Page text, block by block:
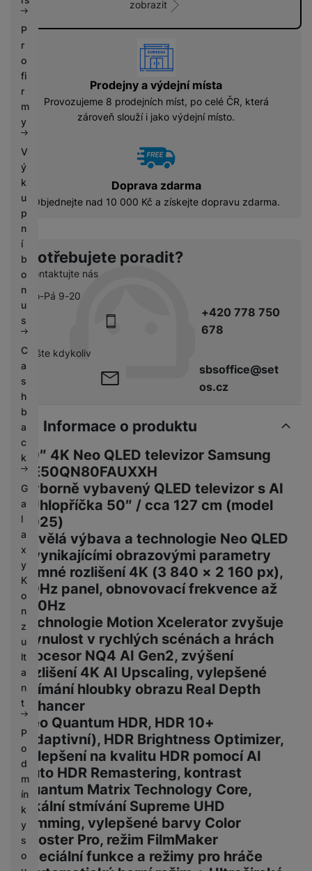
P
r
o
fi
r
m
y
V
ý
k
u
p
n
í
b
o
n
u
s
C
a
s
h
b
a
c
k
G
a
l
a
x
y
K
o
n
z
u
lt
a
n
t
P
o
d
m
ín
k
y
s
o
zobrazit
Prodejny a výdejní místa
Provozujeme 8 prodejních míst, po celé ČR, která
zároveň slouží i jako výdejní místo.
Doprava zdarma
Objednejte nad 10 000 Kč a získejte dopravu zdarma.
Potřebujete poradit?
Kontaktujte nás
Po-Pá 9-20
+420 778 750
678
pište kdykoliv
sbsoffice@set
os.cz
Informace o produktu
50″ 4K Neo QLED televizor Samsung
QE50QN80FAUXXH
Výborně vybavený QLED televizor s AI
| Úhlopříčka 50″ / cca 127 cm (model
2025)
Skvělá výbava a technologie Neo QLED
s vynikajícími obrazovými parametry
Jemné rozlišení 4K (3 840 × 2 160 px),
50Hz panel, obnovovací frekvence až
100Hz
Technologie Motion Xcelerator zvyšuje
plynulost v rychlých scénách a hrách
Procesor NQ4 AI Gen2, zvýšení
rozlišení 4K AI Upscaling, vylepšené
vnímání hloubky obrazu Real Depth
Enhancer
Neo Quantum HDR, HDR 10+
(adaptivní), HDR Brightness Optimizer,
vylepšení na kvalitu HDR pomocí AI
Auto HDR Remastering, kontrast
Quantum Matrix Technology Core,
lokální stmívání Supreme UHD
Dimming, vylepšené barvy Color
Booster Pro, režim FilmMaker
Speciální funkce a režimy pro hráče